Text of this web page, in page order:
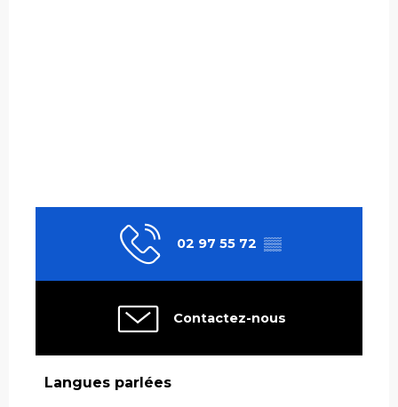
02 97 55 72 ▒▒
Contactez-nous
Langues parlées
Langues parlées